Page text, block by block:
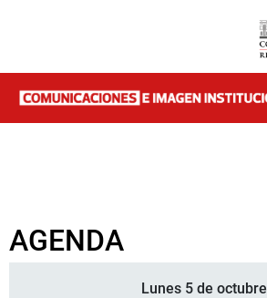
AGENDA
Lunes 5 de octubre